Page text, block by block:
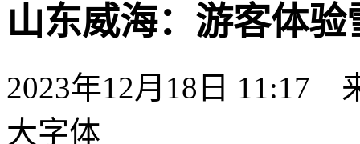
山东威海：游客体
2023年12月18日 11:17
大字体